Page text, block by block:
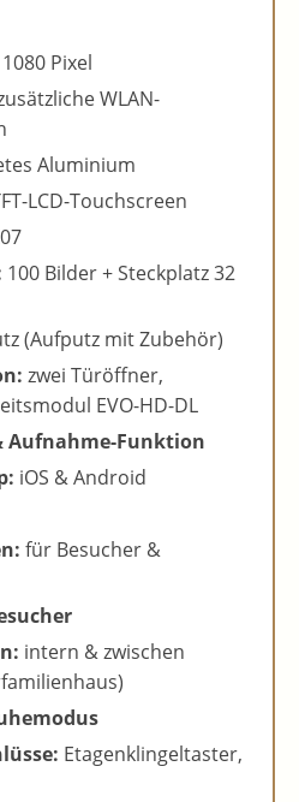
Pixel
WLAN-
Aluminium
LCD-Touchscreen
100 Bilder + Steckplatz 32
(Aufputz mit Zubehör)
zwei Türöffner,
EVO-HD-DL
Aufnahme-Funktion
iOS & Android
für Besucher &
intern & zwischen
Etagenklingeltaster,